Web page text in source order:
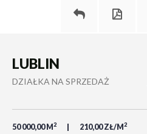
LUBLIN
DZIAŁKA NA SPRZEDAŻ
50 000,00 M 2 210,00 ZŁ/M 2